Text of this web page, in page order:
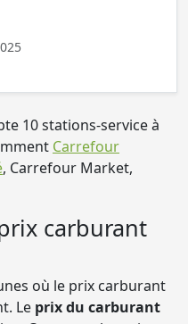
10 stations-service à
Carrefour
, Carrefour Market,
carburant
où le prix carburant
Le prix du carburant